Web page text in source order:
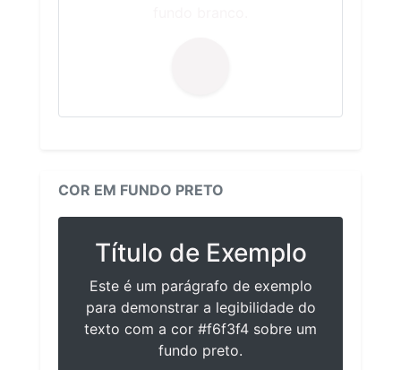
COR EM FUNDO PRETO
Título de Exemplo
Este é um parágrafo de exemplo
para demonstrar a legibilidade do
texto com a cor #f6f3f4 sobre um
fundo preto.